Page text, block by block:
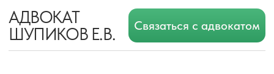
АДВОКАТ
ШУПИКОВ Е.В.
Связаться с адвокатом